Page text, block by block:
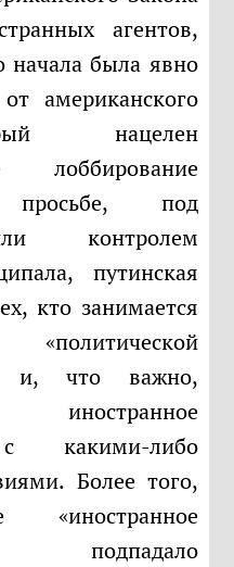
агентов,
начала была явно
американского
нацелен
лоббирование
под
контролем
путинская
кто занимается
и, что важно,
с какими-либо
Более того,
«иностранное
подпадало